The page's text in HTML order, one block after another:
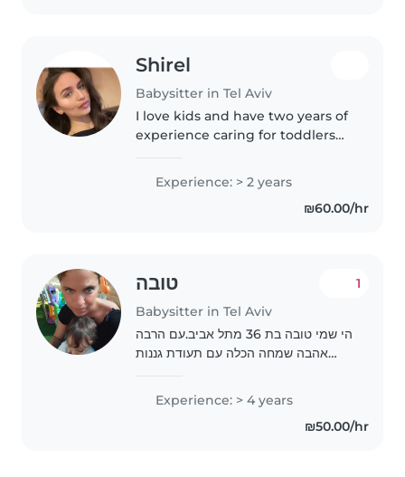
Shirel
Babysitter in Tel Aviv
I love kids and have two years of
experience caring for toddlers
English, French, Hebrew, and
Spanish. I just finished my
service. Happy to assist with..
Experience: > 2 years
₪60.00/hr
טובה
Babysitter in Tel Aviv
1
הי שמי טובה בת 36 מתל אביב.עם הרבה
אהבה שמחה הכלה עם תעודת גננות
Experience: > 4 years
₪50.00/hr